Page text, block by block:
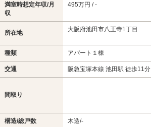
満室時想定年収/月
収
495万円 / -
所在地 大阪府池田市八王寺1丁目
種類 アパート１棟
交通 阪急宝塚本線 池田駅 徒歩11分
間取り
構造/総戸数 木造/-